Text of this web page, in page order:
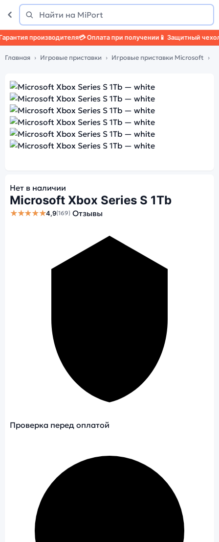
Поиск
Найти
производителя💳 Оплата при получении📱 Защитный чехол🛡️
Главная Игровые приставки Игровые приставки Microsoft
Нет в наличии
Microsoft Xbox Series S 1Tb
★★★★★4,9(169) Отзывы
Проверка перед оплатой